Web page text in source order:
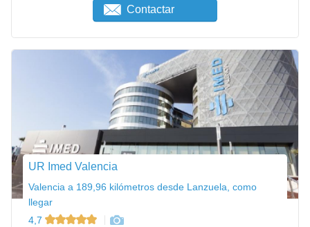
Contactar
UR Imed Valencia
Valencia a 189,96 kilómetros desde Lanzuela, como
llegar
4,7